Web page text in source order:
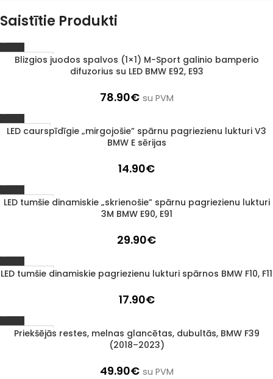
Saistītie Produkti
1–3 D. D.
Blizgios juodos spalvos (1×1) M-Sport galinio bamperio
difuzorius su LED BMW E92, E93
78.90€ su PVM
IZPĀRDOTS
LED caurspīdīgie „mirgojošie” spārnu pagriezienu lukturi V3
BMW E sērijas
14.90€
1–3 D. D.
LED tumšie dinamiskie „skrienošie” spārnu pagriezienu lukturi
3M BMW E90, E91
29.90€
1–3 D. D.
LED tumšie dinamiskie pagriezienu lukturi spārnos BMW F10, F11
17.90€
1–3 D. D.
Priekšējās restes, melnas glancētas, dubultās, BMW F39
(2018–2023)
49.90€ su PVM